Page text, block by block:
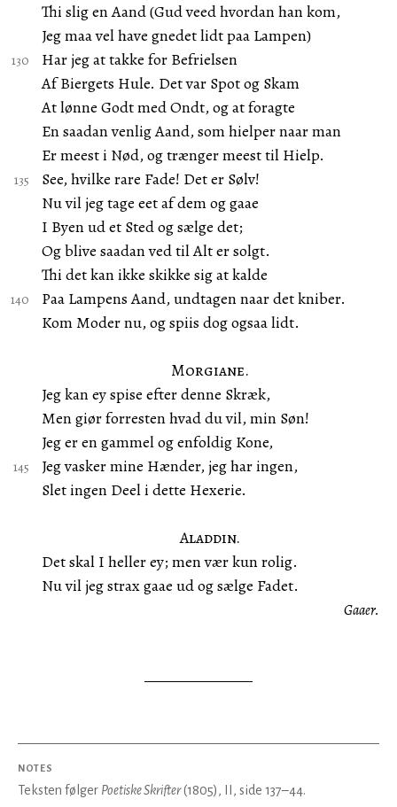
Thi slig en Aand (Gud veed hvordan han kom,
Jeg maa vel have gnedet lidt paa Lampen)
Har jeg at takke for Befrielsen
Af Biergets Hule. Det var Spot og Skam
At lønne Godt med Ondt, og at foragte
En saadan venlig Aand, som hielper naar man
Er meest i Nød, og trænger meest til Hielp.
See, hvilke rare Fade! Det er Sølv!
Nu vil jeg tage eet af dem og gaae
I Byen ud et Sted og sælge det;
Og blive saadan ved til Alt er solgt.
Thi det kan ikke skikke sig at kalde
Paa Lampens Aand, undtagen naar det kniber.
Kom Moder nu, og spiis dog ogsaa lidt.
Morgiane.
Jeg kan ey spise efter denne Skræk,
Men giør forresten hvad du vil, min Søn!
Jeg er en gammel og enfoldig Kone,
Jeg vasker mine Hænder, jeg har ingen,
Slet ingen Deel i dette Hexerie.
Aladdin.
Det skal I heller ey; men vær kun rolig.
Nu vil jeg strax gaae ud og sælge Fadet.
Gaaer.
NOTES
Teksten følger Poetiske Skrifter(1805), II, side 137–44.